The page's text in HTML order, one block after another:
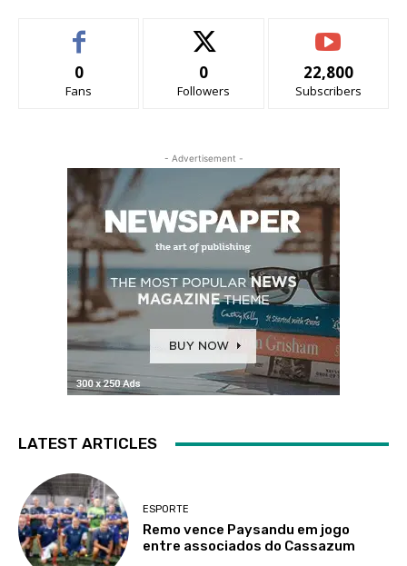
0
Fans
0
Followers
22,800
Subscribers
- Advertisement -
LATEST ARTICLES
ESPORTE
Remo vence Paysandu em jogo
entre associados do Cassazum